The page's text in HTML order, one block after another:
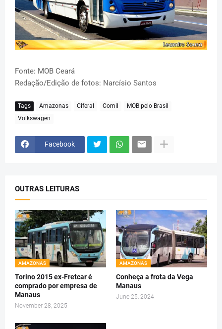
Fonte: MOB Ceará
Redação/Edição de fotos: Narcísio Santos
Tags Amazonas Ciferal Comil
MOB pelo Brasil
Volkswagen
Facebook
OUTRAS LEITURAS
AMAZONAS
Torino 2015 ex-Fretcar é
comprado por empresa de
Manaus
November 28, 2025
AMAZONAS
Conheça a frota da Vega
Manaus
June 25, 2024